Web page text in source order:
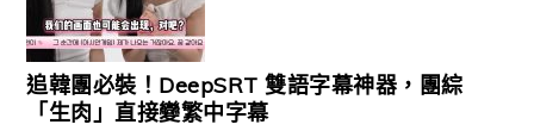
追韓團必裝！DeepSRT 雙語字幕神器，團綜
「生肉」直接變繁中字幕